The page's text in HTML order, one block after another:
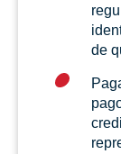
de